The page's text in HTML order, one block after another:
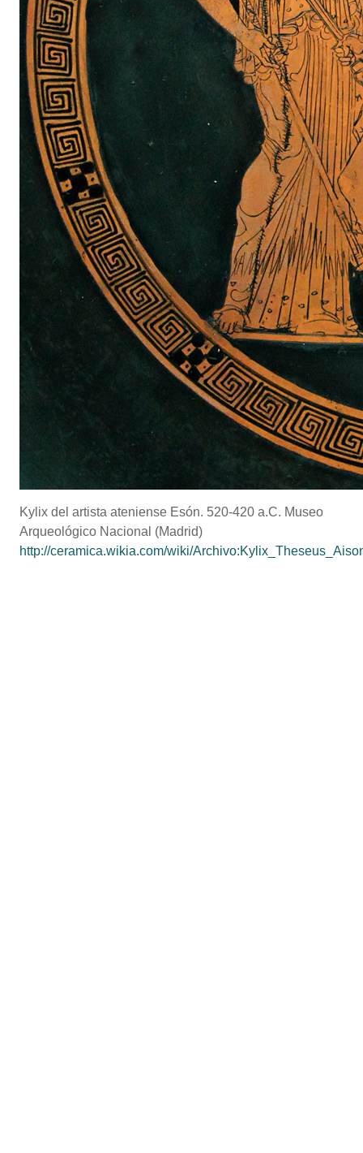
Kylix del artista ateniense Esón. 520-420 a.C. Museo
Arqueológico Nacional (Madrid)
http://ceramica.wikia.com/wiki/